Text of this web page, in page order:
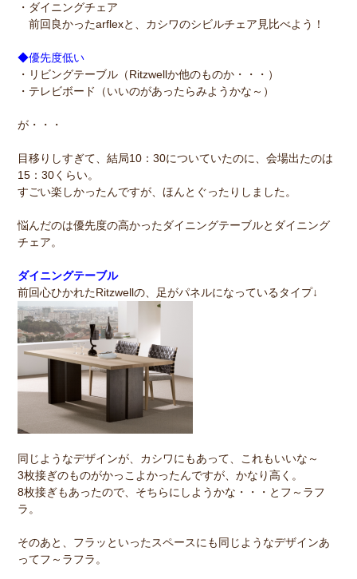
・ダイニングチェア
前回良かったarflexと、カシワのシビルチェア見比べよう！
◆優先度低い
・リビングテーブル（Ritzwellか他のものか・・・）
・テレビボード（いいのがあったらみようかな～）
が・・・
目移りしすぎて、結局10：30についていたのに、会場出たのは
15：30くらい。
すごい楽しかったんですが、ほんとぐったりしました。
悩んだのは優先度の高かったダイニングテーブルとダイニング
チェア。
ダイニングテーブル
前回心ひかれたRitzwellの、足がパネルになっているタイプ↓
同じようなデザインが、カシワにもあって、これもいいな～
3枚接ぎのものがかっこよかったんですが、かなり高く。
8枚接ぎもあったので、そちらにしようかな・・・とフ～ラフ
ラ。
そのあと、フラッといったスペースにも同じようなデザインあ
ってフ～ラフラ。